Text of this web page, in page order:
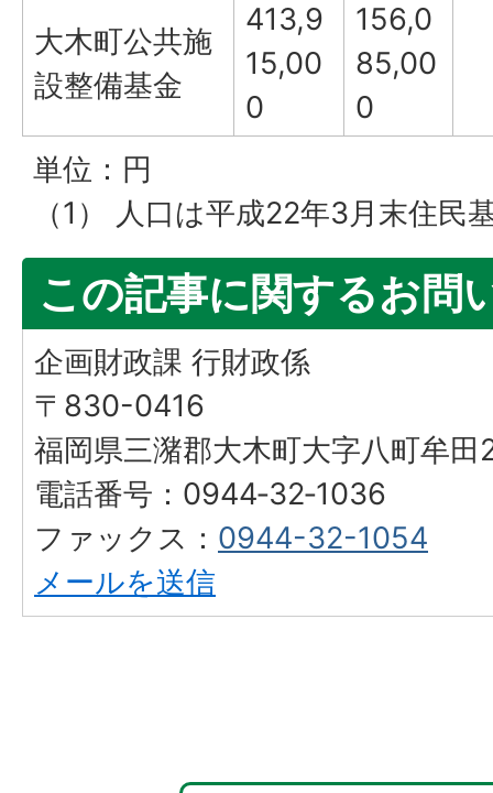
大木町公共施
設整備基金
413,9
15,00
0
156,0
85,00
0
単位：円
（1） 人口は平成22年3月末住民
この記事に関するお問
企画財政課 行財政係
〒830-0416
福岡県三潴郡大木町大字八町牟
電話番号：0944‐32‐1036
ファックス： 0944-32-1054
メールを送信